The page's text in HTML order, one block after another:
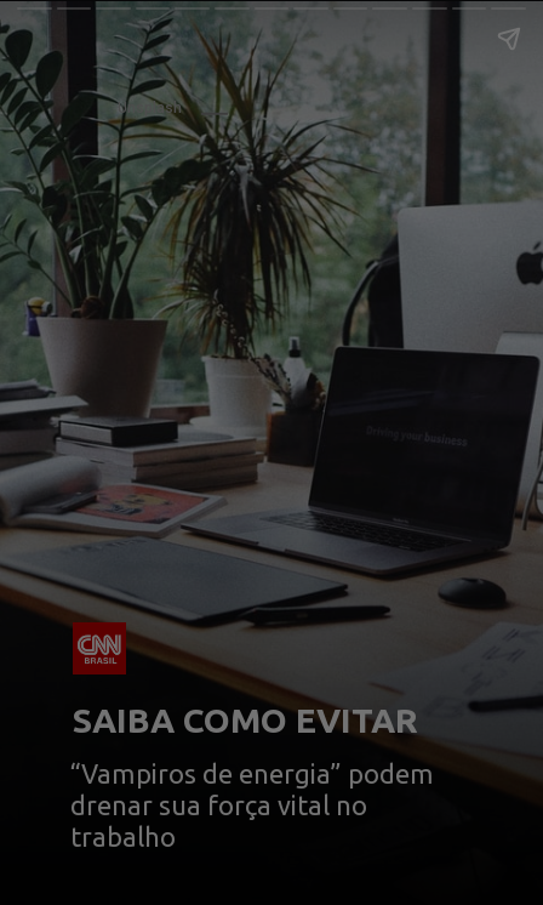
SAIBA COMO EVITAR
Unsplash
“Vampiros de energia” podem
drenar sua força vital no
trabalho